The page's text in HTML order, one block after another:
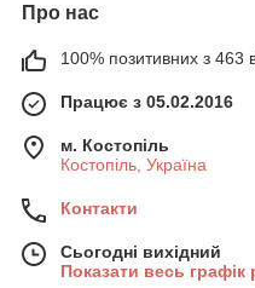
Про нас
100% позитивних з 463
Працює з 05.02.2016
м. Костопіль
Костопіль, Україна
Контакти
Сьогодні вихідний
Показати весь графік